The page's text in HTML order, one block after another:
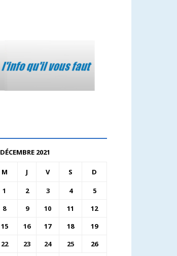
DÉCEMBRE 2021
M J V S D
1 2 3 4
5
8 9 10 11
12
15 16 17 18
19
22 23 24 25
26